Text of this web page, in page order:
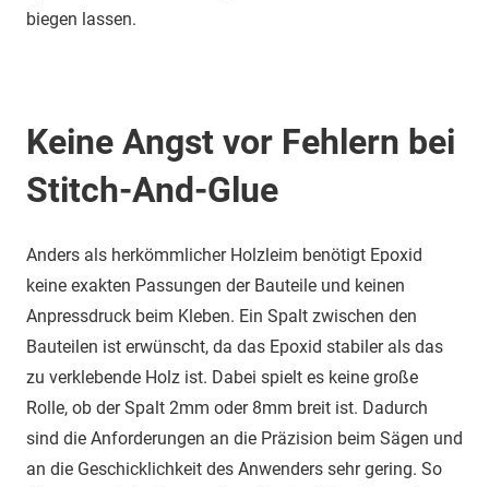
biegen lassen.
Keine Angst vor Fehlern bei
Stitch-And-Glue
Anders als herkömmlicher Holzleim benötigt Epoxid
keine exakten Passungen der Bauteile und keinen
Anpressdruck beim Kleben. Ein Spalt zwischen den
Bauteilen ist erwünscht, da das Epoxid stabiler als das
zu verklebende Holz ist. Dabei spielt es keine große
Rolle, ob der Spalt 2mm oder 8mm breit ist. Dadurch
sind die Anforderungen an die Präzision beim Sägen und
an die Geschicklichkeit des Anwenders sehr gering. So